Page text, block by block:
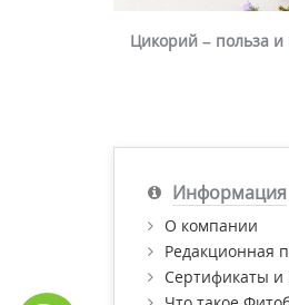
Цикорий – польза и
Информация
О компании
Редакционная
Сертификаты и